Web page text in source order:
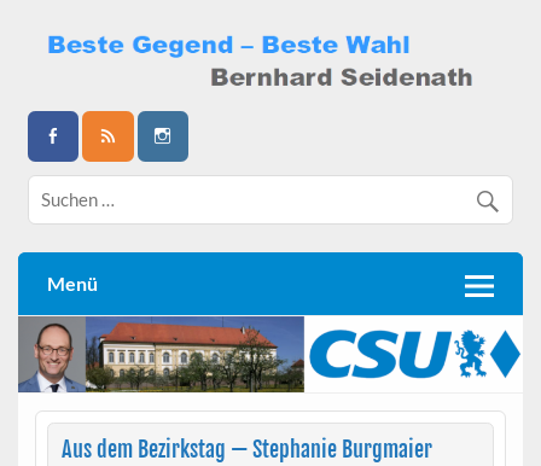
content
Bernhard Seidenath
Menü
Aus dem Bezirkstag — Stephanie Burgmaier